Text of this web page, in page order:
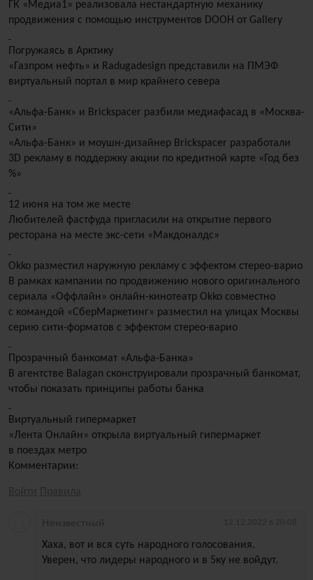
ГК «Медиа1» реализовала нестандартную механику
продвижения с помощью инструментов DOOH от Gallery
Погружаясь в Арктику
«Газпром нефть» и Radugadesign представили на ПМЭФ
виртуальный портал в мир крайнего севера
«Альфа-Банк» и Brickspacer разбили медиафасад в «Москва-
Сити»
«Альфа-Банк» и моушн-дизайнер Brickspacer разработали
3D рекламу в поддержку акции по кредитной карте «Год без
%»
12 июня на том же месте
Любителей фастфуда пригласили на открытие первого
ресторана на месте экс-сети «Макдоналдс»
Okko разместил наружную рекламу с эффектом стерео-варио
В рамках кампании по продвижению нового оригинального
сериала «Оффлайн» онлайн-кинотеатр Okko совместно
с командой «СберМаркетинг» разместил на улицах Москвы
серию сити-форматов с эффектом стерео-варио
Прозрачный банкомат «Альфа-Банка»
В агентстве Balagan сконструировали прозрачный банкомат,
чтобы показать принципы работы банка
Виртуальный гипермаркет
«Лента Онлайн» открыла виртуальный гипермаркет
в поездах метро
Комментарии:
Хаха, вот и вся суть народного голосования.
Уверен, что лидеры народного и в 5ку не войдут.